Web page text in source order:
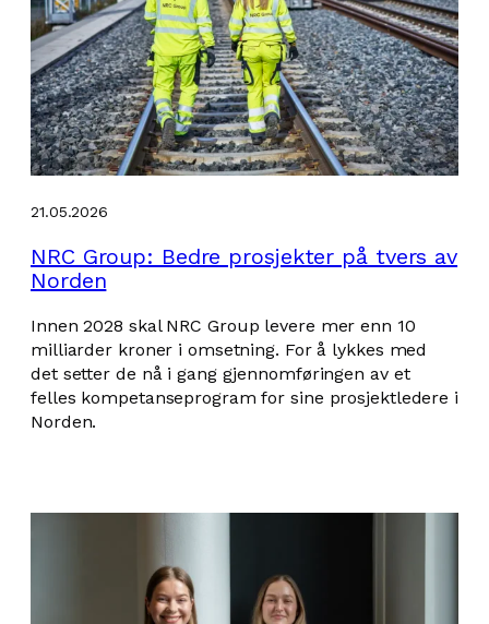
21.05.2026
NRC Group: Bedre prosjekter på tvers av
Norden
Innen 2028 skal NRC Group levere mer enn 10
milliarder kroner i omsetning. For å lykkes med
det setter de nå i gang gjennomføringen av et
felles kompetanseprogram for sine prosjektledere i
Norden.